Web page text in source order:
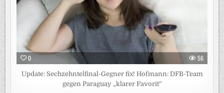
0 56
Update: Sechzehntelfinal-Gegner fix! Hofmann: DFB-Team
gegen Paraguay „klarer Favorit“